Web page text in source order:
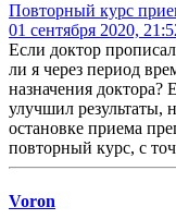
Повторный курс
01 сентября 2020,
Если доктор
ли я через период
назначения доктора?
улучшил результаты,
остановке приема
повторный курс, с
Voron